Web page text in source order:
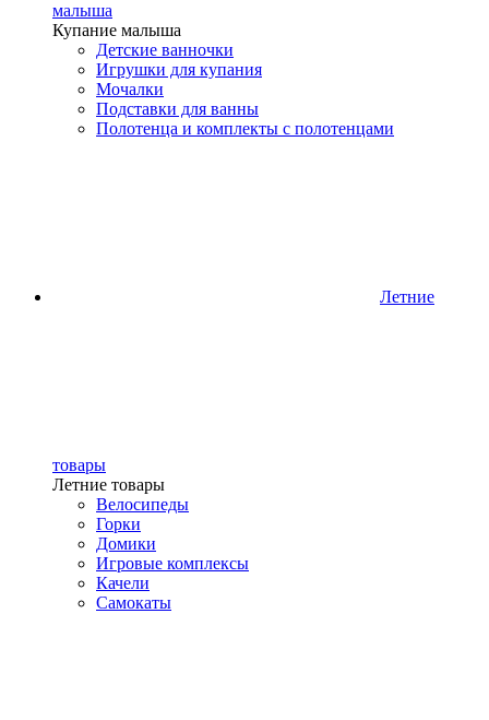
малыша
Купание малыша
Детские ванночки
Игрушки для купания
Мочалки
Подставки для ванны
Полотенца и комплекты с полотенцами
Летние
товары
Летние товары
Велосипеды
Горки
Домики
Игровые комплексы
Качели
Самокаты